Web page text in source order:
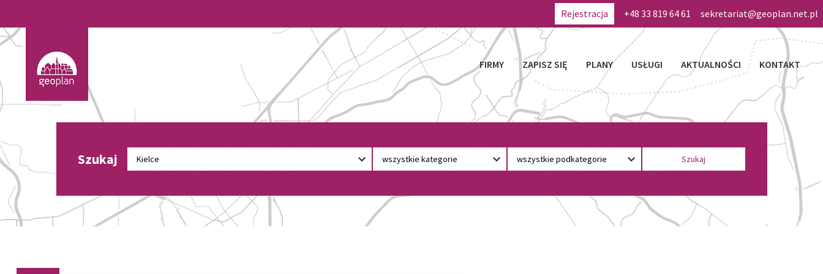
Rejestracja +48 33 819 64 61 sekretariat@geoplan.net.pl
FIRMY ZAPISZ SIĘ PLANY USŁUGI AKTUALNOŚCI KONTAKT
Szukaj